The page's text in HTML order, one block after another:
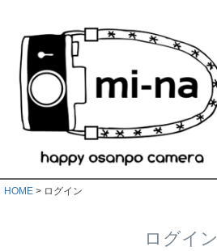
HOME ログイン
ログイン